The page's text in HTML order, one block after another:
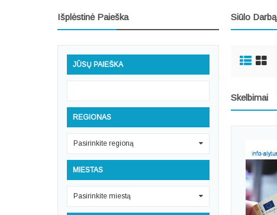
Išplėstinė Paieška
JŪSŲ PAIEŠKA
REGIONAS
Pasirinkite regioną
MIESTAS
Pasirinkite miestą
Siūlo Darbą
Skelbimai